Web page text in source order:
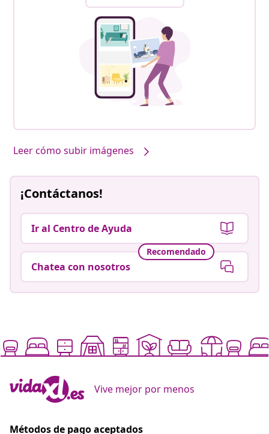
Leer cómo subir imágenes
¡Contáctanos!
Ir al Centro de Ayuda
Recomendado
Chatea con nosotros
Vive mejor por menos
Métodos de pago aceptados